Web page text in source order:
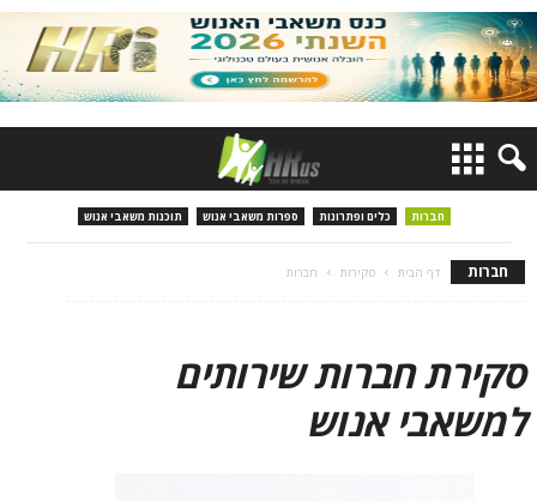
חברות כלים ופתרונות ספרות משאבי אנוש תוכנות משאבי אנוש
חברות דף הבית סקירות חברות
סקירת חברות שירותים
למשאבי אנוש